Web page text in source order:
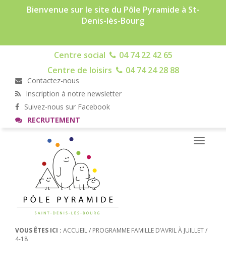
Bienvenue sur le site du Pôle Pyramide à St-
Denis-lès-Bourg
Centre social
04 74 22 42 65
Centre de loisirs
04 74 24 28 88
Contactez-nous
Inscription à notre newsletter
Suivez-nous sur Facebook
RECRUTEMENT
Toggle
VOUS ÊTES ICI : ACCUEIL/ PROGRAMME FAMILLE D’AVRIL À JUILLET/
4-18